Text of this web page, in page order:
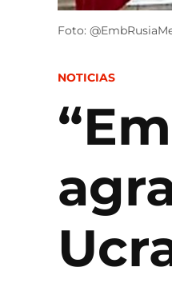
Foto:
POSTED
NOTICIAS